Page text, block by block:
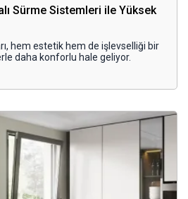
Sürme Sistemleri ile Yüksek
hem estetik hem de işlevselliği bir
daha konforlu hale geliyor.